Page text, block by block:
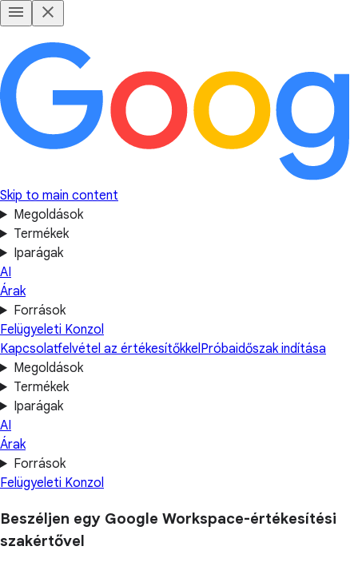
Skip to main content
Megoldások
Termékek
Iparágak
AI
Árak
Források
Felügyeleti Konzol
Kapcsolatfelvétel az értékesítőkkelPróbaidőszak indítása
Megoldások
Termékek
Iparágak
AI
Árak
Források
Felügyeleti Konzol
Beszéljen egy Google Workspace-értékesítési
szakértővel